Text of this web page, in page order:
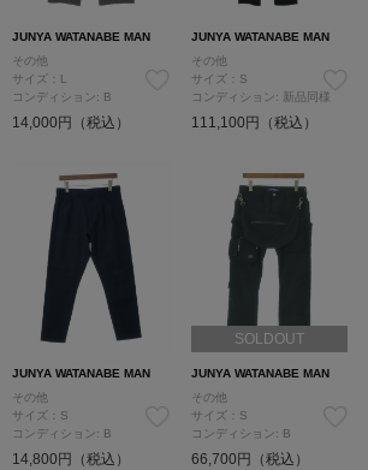
JUNYA WATANABE MAN
その他
サイズ：L
コンディション: B
14,000円（税込）
JUNYA WATANABE MAN
その他
サイズ：S
コンディション: 新品同様
111,100円（税込）
JUNYA WATANABE MAN
その他
サイズ：S
コンディション: B
14,800円（税込）
SOLDOUT
JUNYA WATANABE MAN
その他
サイズ：S
コンディション: B
66,700円（税込）